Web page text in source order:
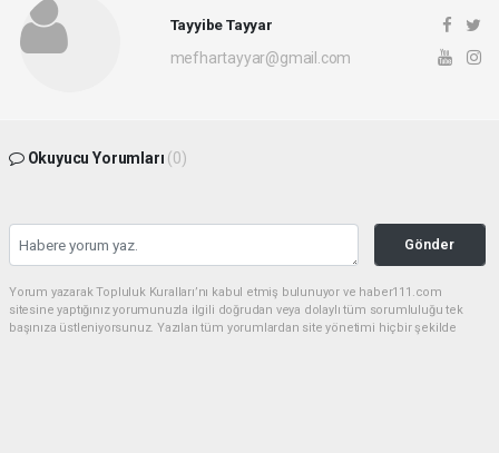
Tayyibe Tayyar
mefhartayyar@gmail.com
Okuyucu Yorumları (0)
Gönder
Yorum yazarak Topluluk Kuralları’nı kabul etmiş bulunuyor ve haber111.com
sitesine yaptığınız yorumunuzla ilgili doğrudan veya dolaylı tüm sorumluluğu tek
başınıza üstleniyorsunuz. Yazılan tüm yorumlardan site yönetimi hiçbir şekilde